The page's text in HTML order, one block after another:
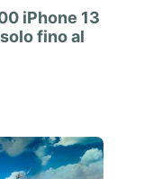
iPhone 13
fino al